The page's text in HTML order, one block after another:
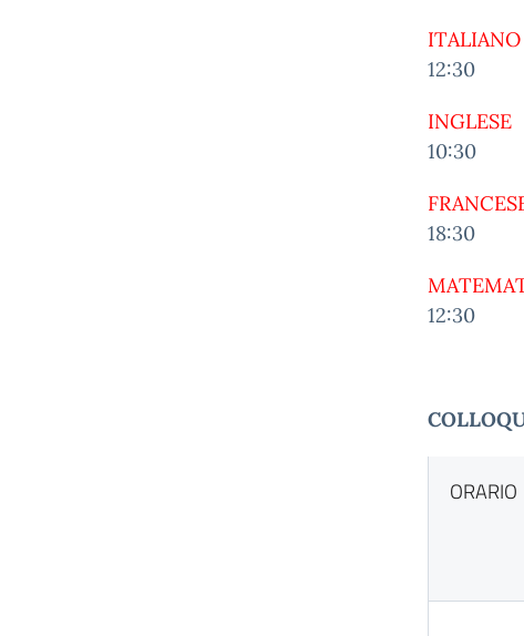
ITALIANO
12:30
INGLESE
10:30
18:30
12:30
ORARIO